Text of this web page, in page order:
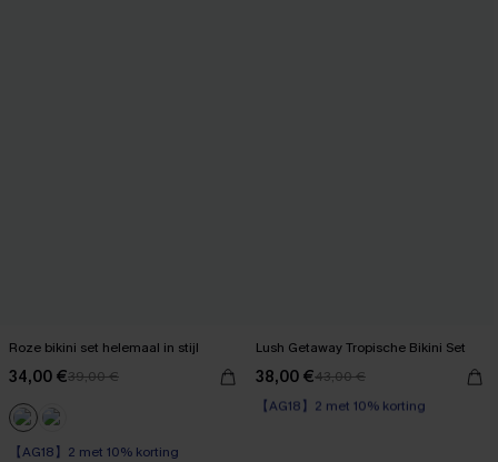
Roze bikini set helemaal in stijl
34,00 €39,00 €
【AG18】2 met 10% korting
Lush Getaway Tropische Bikini Set
38,00 €43,00 €
【AG18】2 met 10% korting
High Waist